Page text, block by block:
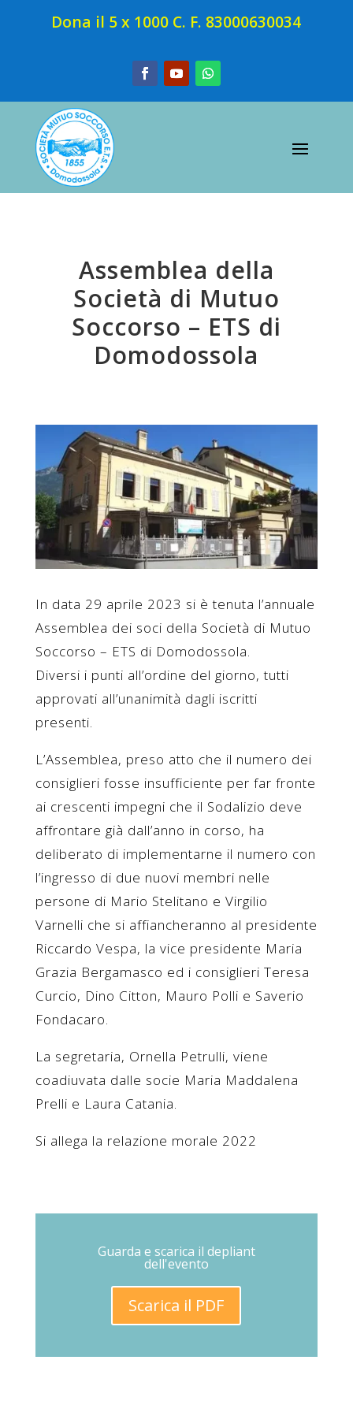
Dona il 5 x 1000 C. F. 83000630034
Assemblea della
Società di Mutuo
Soccorso – ETS di
Domodossola
In data 29 aprile 2023 si è tenuta l’annuale
Assemblea dei soci della Società di Mutuo
Soccorso – ETS di Domodossola.
Diversi i punti all’ordine del giorno, tutti
approvati all’unanimità dagli iscritti
presenti.
L’Assemblea, preso atto che il numero dei
consiglieri fosse insufficiente per far fronte
ai crescenti impegni che il Sodalizio deve
affrontare già dall’anno in corso, ha
deliberato di implementarne il numero con
l’ingresso di due nuovi membri nelle
persone di Mario Stelitano e Virgilio
Varnelli che si affiancheranno al presidente
Riccardo Vespa, la vice presidente Maria
Grazia Bergamasco ed i consiglieri Teresa
Curcio, Dino Citton, Mauro Polli e Saverio
Fondacaro.
La segretaria, Ornella Petrulli, viene
coadiuvata dalle socie Maria Maddalena
Prelli e Laura Catania.
Si allega la relazione morale 2022
Guarda e scarica il depliant
dell'evento
Scarica il PDF